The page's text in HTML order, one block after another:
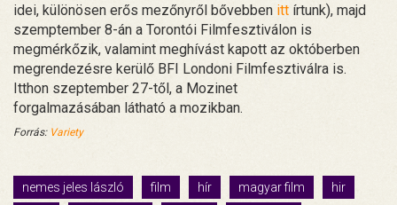
idei, különösen erős mezőnyről bővebben itt írtunk), majd
szemptember 8-án a Torontói Filmfesztiválon is
megmérkőzik, valamint meghívást kapott az októberben
megrendezésre kerülő BFI Londoni Filmfesztiválra is.
Itthon szeptember 27-től, a Mozinet
forgalmazásában látható a mozikban.
Forrás: Variety
nemes jeles lászló film hír magyar film
hir